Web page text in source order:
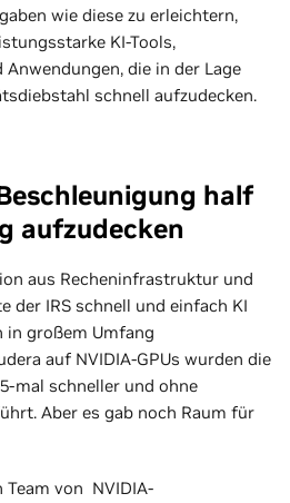
wie diese zu erleichtern,
KI-Tools,
die in der Lage
schnell aufzudecken.
half
aufzudecken
aus Recheninfrastruktur und
der IRS schnell und einfach KI
in großem Umfang
auf NVIDIA-GPUs wurden die
mal schneller und ohne
Aber es gab noch Raum für
Team von NVIDIA-